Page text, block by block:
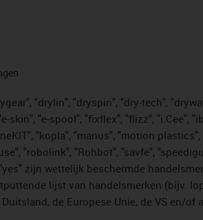
"drylin", "dryspin", "dry-tech",
"e-spool", "fixflex", "flizz", "i.Cee",
"kopla", "manus", "motion
"robolink", "Rohbot", "savfe",
zijn wettelijk beschermde
lijst van handelsmerken (bijv.
de Europese Unie, de VS en/of